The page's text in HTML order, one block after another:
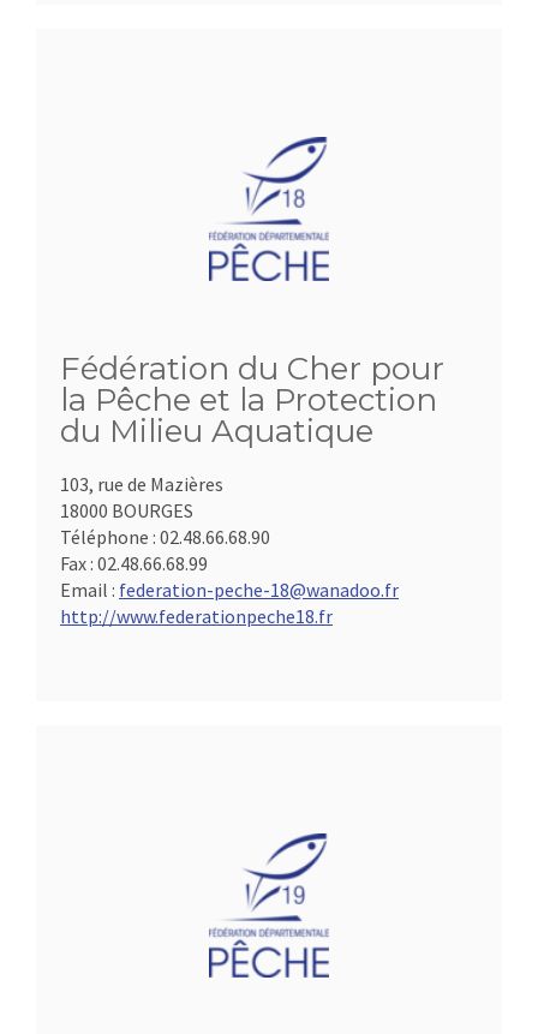
Fédération du Cher pour
la Pêche et la Protection
du Milieu Aquatique
103, rue de Mazières
18000 BOURGES
Téléphone : 02.48.66.68.90
Fax : 02.48.66.68.99
Email : federation-peche-18@wanadoo.fr
http://www.federationpeche18.fr